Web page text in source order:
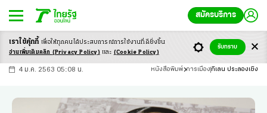
สมัครบริการ
-ก ก ก+
4 ม.ค. 2563 05:08 น. หนังสือพิมพ์ การเมืองกิเลน ประลองเชิง
เราใช้คุ้กกี้ เพื่อให้ทุกคนได้ประสบการณ์การใช้งานที่ดียิ่งขึ้น
อ่านเพิ่มเติมคลิก (Privacy Policy) และ (Cookie Policy)
รับทราบ